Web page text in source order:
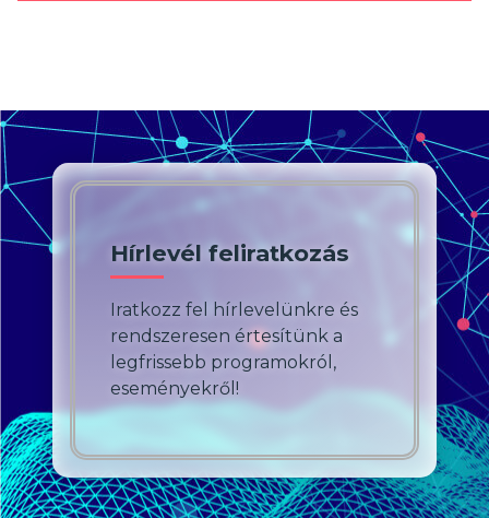
Hírlevél feliratkozás
Iratkozz fel hírlevelünkre és
rendszeresen értesítünk a
legfrissebb programokról,
eseményekről!